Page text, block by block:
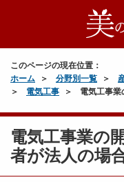
このページの現在位置：
ホーム
分野別一覧
電気工事
電気工事業
電気工事業の
者が法人の場合